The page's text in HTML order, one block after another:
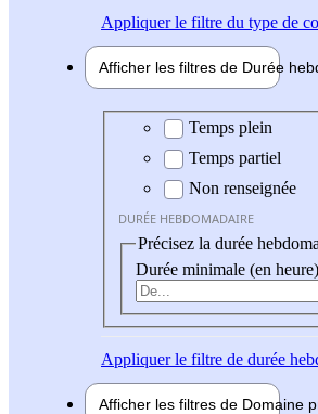
Appliquerle filtre du type de
Afficher les filtres de Durée
Durée hebdomadaire
Temps plein
Temps partiel
Non renseignée
DURÉE HEBDOMADAIRE
Précisez la durée
Durée minimale (en heure)
Appliquerle filtre de durée
Afficher les filtres de Domaine